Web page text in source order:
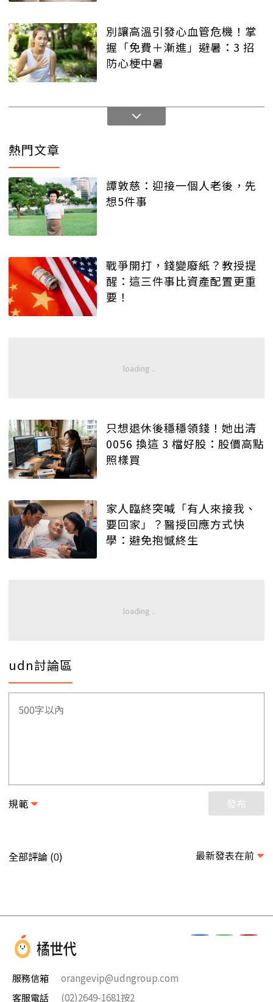
別讓高溫引發心血管危機！掌
握「免費＋漸進」避暑：3 招
防心梗中暑
熱門文章
譚敦慈：迎接一個人老後，先
想5件事
戰爭開打，錢變廢紙？教授提
醒：這三件事比資產配置更重
要！
只想退休後穩穩領錢！她出清
0056 換這 3 檔好股：股價高點
照樣買
家人臨終突喊「有人來接我、
要回家」？醫授回應方式快
學：避免抱憾終生
udn討論區
規範 發布
全部評論 (0) 最新發表在前
服務信箱
orangevip@udngroup.com
客服電話
(02)2649-1681按2